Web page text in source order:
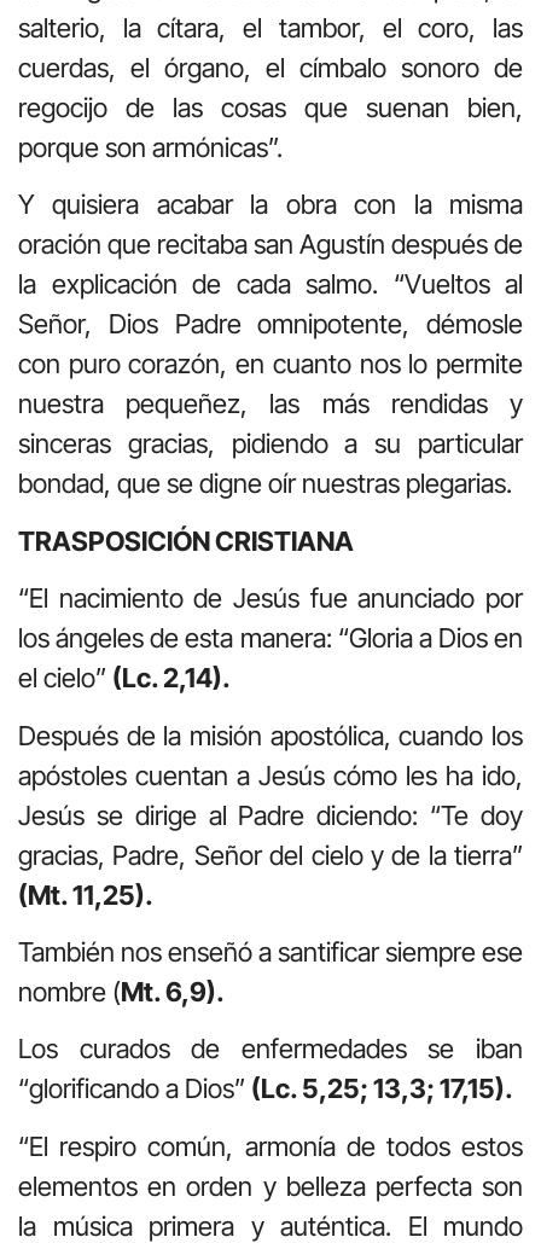
salterio, la cítara, el tambor, el coro, las
cuerdas, el órgano, el címbalo sonoro de
regocijo de las cosas que suenan bien,
porque son armónicas”.
Y quisiera acabar la obra con la misma
oración que recitaba san Agustín después de
la explicación de cada salmo. “Vueltos al
Señor, Dios Padre omnipotente, démosle
con puro corazón, en cuanto nos lo permite
nuestra pequeñez, las más rendidas y
sinceras gracias, pidiendo a su particular
bondad, que se digne oír nuestras plegarias.
TRASPOSICIÓN CRISTIANA
“El nacimiento de Jesús fue anunciado por
los ángeles de esta manera: “Gloria a Dios en
el cielo” (Lc. 2,14).
Después de la misión apostólica, cuando los
apóstoles cuentan a Jesús cómo les ha ido,
Jesús se dirige al Padre diciendo: “Te doy
gracias, Padre, Señor del cielo y de la tierra”
(Mt. 11,25).
También nos enseñó a santificar siempre ese
nombre (Mt. 6,9).
Los curados de enfermedades se iban
“glorificando a Dios” (Lc. 5,25; 13,3; 17,15).
“El respiro común, armonía de todos estos
elementos en orden y belleza perfecta son
la música primera y auténtica. El mundo